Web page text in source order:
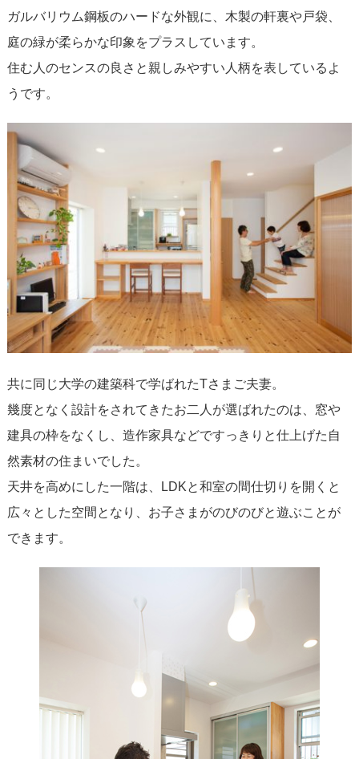
ガルバリウム鋼板のハードな外観に、木製の軒裏や戸袋、
庭の緑が柔らかな印象をプラスしています。
住む人のセンスの良さと親しみやすい人柄を表しているよ
うです。
共に同じ大学の建築科で学ばれたTさまご夫妻。
幾度となく設計をされてきたお二人が選ばれたのは、窓や
建具の枠をなくし、造作家具などですっきりと仕上げた自
然素材の住まいでした。
天井を高めにした一階は、LDKと和室の間仕切りを開くと
広々とした空間となり、お子さまがのびのびと遊ぶことが
できます。